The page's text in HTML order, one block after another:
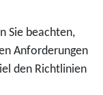
Sie beachten,
Anforderungen
den Richtlinien